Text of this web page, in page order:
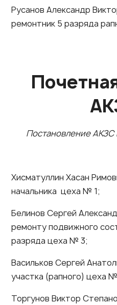
Русанов Александр
ремонтник 5 разряда
Постановление
Хисматуллин Хасан
начальника цеха № 1;
Белинов Сергей
ремонту подвижного
разряда цеха № 3;
Васильков Сергей
участка (рапного) цеха
Торгунов Виктор